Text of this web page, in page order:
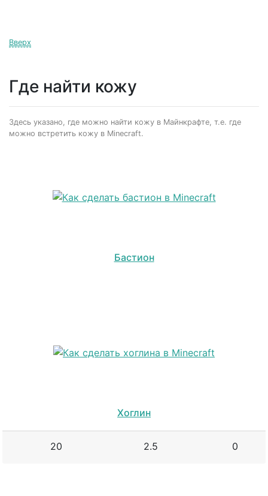
Вверх
Где найти кожу
Здесь указано, где можно найти кожу в Майнкрафте, т.е. где
можно встретить кожу в Minecraft.
Бастион
Хоглин
20 2.5 0